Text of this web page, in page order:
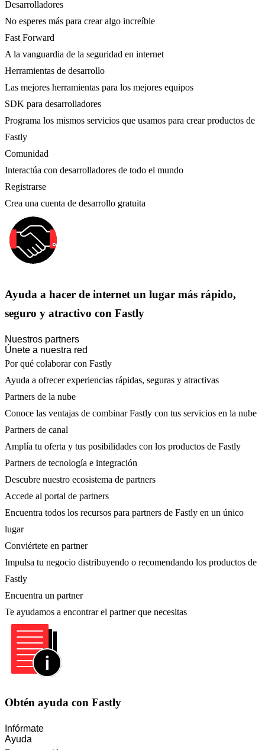
Desarrolladores
No esperes más para crear algo increíble
Fast Forward
A la vanguardia de la seguridad en internet
Herramientas de desarrollo
Las mejores herramientas para los mejores equipos
SDK para desarrolladores
Programa los mismos servicios que usamos para crear productos de
Fastly
Comunidad
Interactúa con desarrolladores de todo el mundo
Registrarse
Crea una cuenta de desarrollo gratuita
Ayuda a hacer de internet un lugar más rápido,
seguro y atractivo con Fastly
Nuestros partners
Únete a nuestra red
Por qué colaborar con Fastly
Ayuda a ofrecer experiencias rápidas, seguras y atractivas
Partners de la nube
Conoce las ventajas de combinar Fastly con tus servicios en la nube
Partners de canal
Amplía tu oferta y tus posibilidades con los productos de Fastly
Partners de tecnología e integración
Descubre nuestro ecosistema de partners
Accede al portal de partners
Encuentra todos los recursos para partners de Fastly en un único
lugar
Conviértete en partner
Impulsa tu negocio distribuyendo o recomendando los productos de
Fastly
Encuentra un partner
Te ayudamos a encontrar el partner que necesitas
Obtén ayuda con Fastly
Infórmate
Ayuda